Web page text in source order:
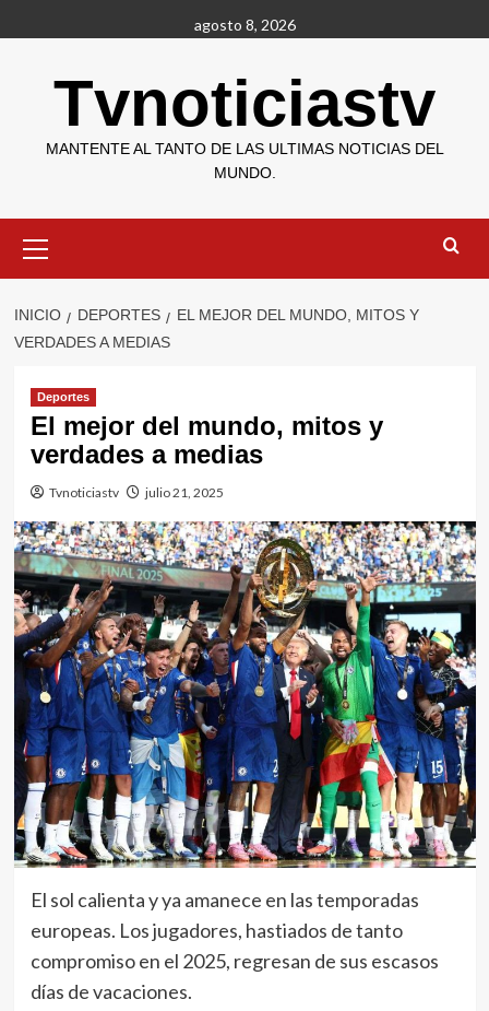
al
agosto 8, 2026
Tvnoticiastv
MANTENTE AL TANTO DE LAS ULTIMAS NOTICIAS DEL
MUNDO.
primario
INICIO DEPORTES
EL MEJOR DEL MUNDO, MITOS Y
VERDADES A MEDIAS
Deportes
El mejor del mundo, mitos y
verdades a medias
Tvnoticiastv julio 21, 2025
El sol calienta y ya amanece en las temporadas
europeas. Los jugadores, hastiados de tanto
compromiso en el 2025, regresan de sus escasos
días de vacaciones.